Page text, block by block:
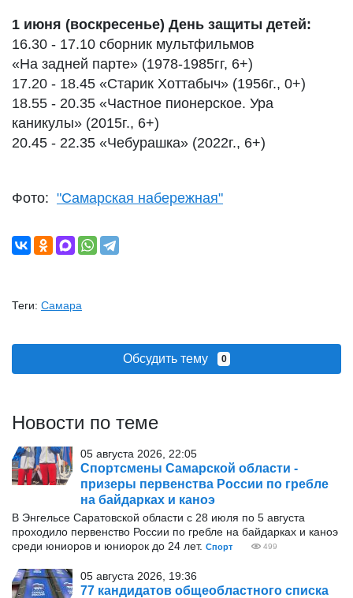
1 июня (воскресенье) День защиты детей:
16.30 - 17.10 сборник мультфильмов
«На задней парте» (1978-1985гг, 6+)
17.20 - 18.45 «Старик Хоттабыч» (1956г., 0+)
18.55 - 20.35 «Частное пионерское. Ура
каникулы» (2015г., 6+)
20.45 - 22.35 «Чебурашка» (2022г., 6+)
Фото: "Самарская набережная"
Теги: Самара
Обсудить тему 0
Новости по теме
05 августа 2026, 22:05
Спортсмены Самарской области -
призеры первенства России по гребле
на байдарках и каноэ
В Энгельсе Саратовской области с 28 июля по 5 августа
проходило первенство России по гребле на байдарках и каноэ
среди юниоров и юниорок до 24 лет. Спорт 499
05 августа 2026, 19:36
77 кандидатов общеобластного списка